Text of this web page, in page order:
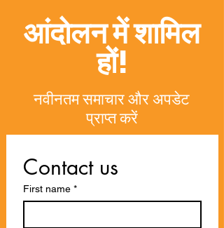
आंदोलन में शामिल
हों!
नवीनतम समाचार और अपडेट
प्राप्त करें
Contact us
First name *